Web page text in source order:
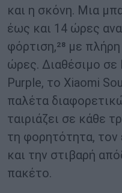
και η σκόνη. Μια
έως και 14 ώρες
φόρτιση,²⁸ με
ώρες. Διαθέσιμο σε
Purple, το Xiaomi
παλέτα
ταιριάζει σε κάθε
τη φορητότητα,
και την στιβαρή
πακέτο.